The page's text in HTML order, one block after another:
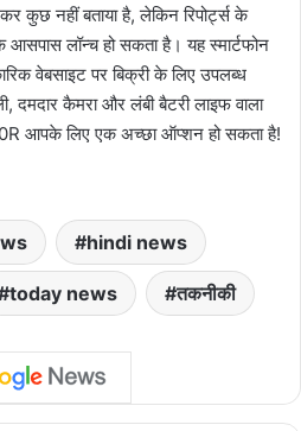
कुछ नहीं बताया है, लेकिन रिपोर्ट्स के
लॉन्च हो सकता है। यह स्मार्टफोन
वेबसाइट पर बिक्री के लिए उपलब्ध
कैमरा और लंबी बैटरी लाइफ वाला
आपके लिए एक अच्छा ऑप्शन हो सकता है!
hindi news
today news तकनीकी